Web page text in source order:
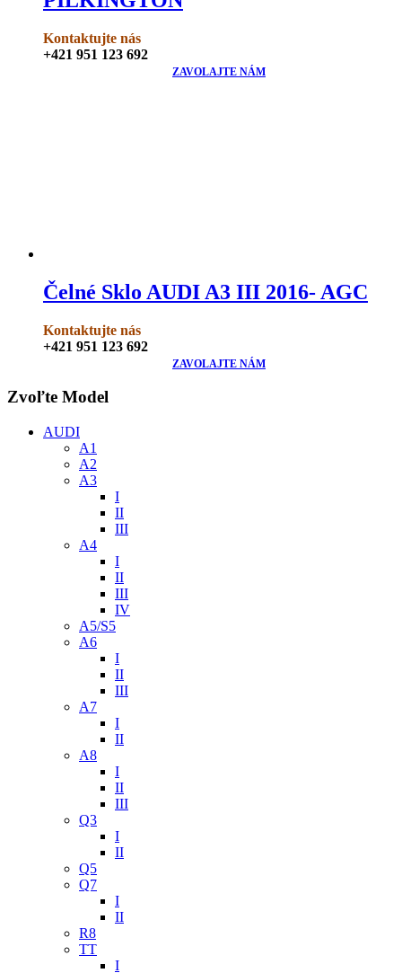
Kontaktujte nás
+421 951 123 692
ZAVOLAJTE NÁM
Čelné Sklo AUDI A3 III 2016- AGC
Kontaktujte nás
+421 951 123 692
ZAVOLAJTE NÁM
Zvoľte Model
AUDI
A1
A2
A3
I
II
III
A4
I
II
III
IV
A5/S5
A6
I
II
III
A7
I
II
A8
I
II
III
Q3
I
II
Q5
Q7
I
II
R8
TT
I